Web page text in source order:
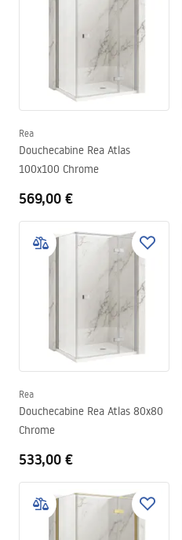
Rea
Douchecabine Rea Atlas
100x100 Chrome
569,00 €
Rea
Douchecabine Rea Atlas 80x80
Chrome
533,00 €